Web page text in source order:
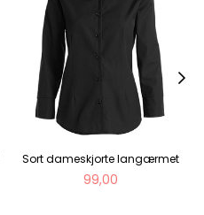
Sort dameskjorte langærmet
Normal
99,00